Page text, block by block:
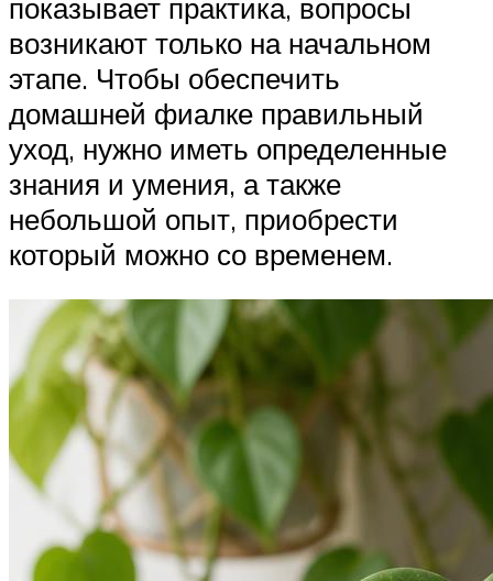
показывает практика, вопросы
возникают только на начальном
этапе. Чтобы обеспечить
домашней фиалке правильный
уход, нужно иметь определенные
знания и умения, а также
небольшой опыт, приобрести
который можно со временем.